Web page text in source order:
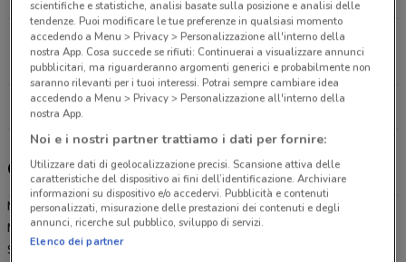
Strada Provinciale 336 Marcianise
5.2 km
APERTO
Tutti i negozi MD
Gli sconti del nuovo volantino MD e i negozi
MD è presente in vari punti della città: lo trovi in Via Caudina 177
Maddaloni, Via Campania Caserta, Via Paolo Borsellino Caserta,
S.S.7 Bis S. Marco Evangelista, Strada Provinciale 336 Marcianise,
scientifiche e statistiche, analisi basate sulla posizione e analisi delle
tendenze. Puoi modificare le tue preferenze in qualsiasi momento
accedendo a Menu > Privacy > Personalizzazione all'interno della
nostra App. Cosa succede se rifiuti: Continuerai a visualizzare annunci
pubblicitari, ma riguarderanno argomenti generici e probabilmente non
saranno rilevanti per i tuoi interessi. Potrai sempre cambiare idea
accedendo a Menu > Privacy > Personalizzazione all'interno della
nostra App.
Noi e i nostri partner trattiamo i dati per fornire:
Utilizzare dati di geolocalizzazione precisi. Scansione attiva delle
caratteristiche del dispositivo ai fini dell’identificazione. Archiviare
informazioni su dispositivo e/o accedervi. Pubblicità e contenuti
personalizzati, misurazione delle prestazioni dei contenuti e degli
annunci, ricerche sul pubblico, sviluppo di servizi.
Elenco dei partner